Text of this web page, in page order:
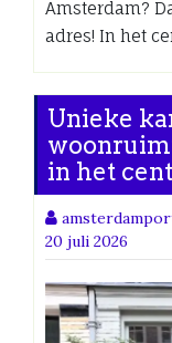
Amsterdam?
adres! In het
Unieke
in het
20 juli 2026